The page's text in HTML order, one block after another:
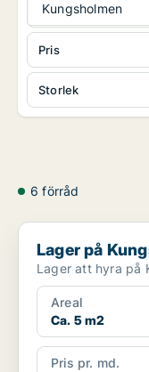
Kungsholmen
Storlek
Pris
6 förråd
Lager på Kungsholmen
Lager på
Lager att hyra på
Areal
Ca. 5 m2
Pris pr. md.